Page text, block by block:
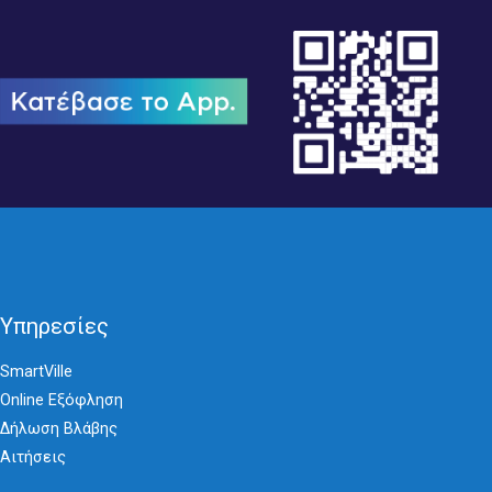
Υπηρεσίες
SmartVille
Online Eξόφληση
Δήλωση Βλάβης
Αιτήσεις